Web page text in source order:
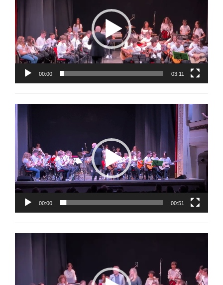
00:00 03:11
Video
Player
00:00 00:51
Video
Player